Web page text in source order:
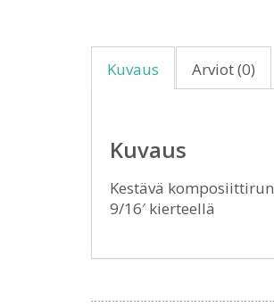
Kuvaus Arviot (0)
Kuvaus
Kestävä
9/16′ kierteellä